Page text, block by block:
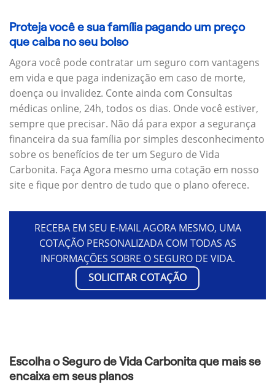
Proteja você e sua família pagando um preço
que caiba no seu bolso
Agora você pode contratar um seguro com vantagens
em vida e que paga indenização em caso de morte,
doença ou invalidez. Conte ainda com Consultas
médicas online, 24h, todos os dias. Onde você estiver,
sempre que precisar. Não dá para expor a segurança
financeira da sua família por simples desconhecimento
sobre os benefícios de ter um Seguro de Vida
Carbonita. Faça Agora mesmo uma cotação em nosso
site e fique por dentro de tudo que o plano oferece.
RECEBA EM SEU E-MAIL AGORA MESMO, UMA
COTAÇÃO PERSONALIZADA COM TODAS AS
INFORMAÇÕES SOBRE O SEGURO DE VIDA.
SOLICITAR COTAÇÃO
Escolha o Seguro de Vida Carbonita que mais se
encaixa em seus planos